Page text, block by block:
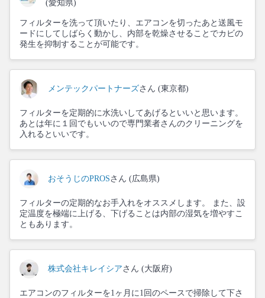
(愛知県)
フィルターを洗って頂いたり、エアコンを切ったあと送風モ
ードにしてしばらく動かし、内部を乾燥させることでカビの
発生を抑制することが可能です。
メンテックパートナーズさん (東京都)
フィルターを定期的に水洗いしてあげるといいと思います。
あとは年に１回でもいいので専門業者さんのクリーニングを
入れるといいです。
おそうじのPROS さん (広島県)
フィルターの定期的なお手入れをオススメします。 また、設
定温度を極端に上げる、下げることは内部の湿気を増やすこ
ともあります。
株式会社キレイシア さん (大阪府)
エアコンのフィルターを1ヶ月に1回のペースで掃除して下さ